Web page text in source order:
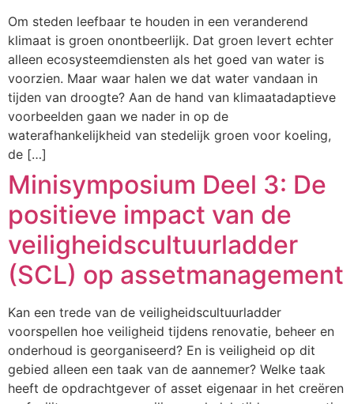
Om steden leefbaar te houden in een veranderend
klimaat is groen onontbeerlijk. Dat groen levert echter
alleen ecosysteemdiensten als het goed van water is
voorzien. Maar waar halen we dat water vandaan in
tijden van droogte? Aan de hand van klimaatadaptieve
voorbeelden gaan we nader in op de
waterafhankelijkheid van stedelijk groen voor koeling,
de […]
Minisymposium Deel 3: De
positieve impact van de
veiligheidscultuurladder
(SCL) op assetmanagement
Kan een trede van de veiligheidscultuurladder
voorspellen hoe veiligheid tijdens renovatie, beheer en
onderhoud is georganiseerd? En is veiligheid op dit
gebied alleen een taak van de aannemer? Welke taak
heeft de opdrachtgever of asset eigenaar in het creëren